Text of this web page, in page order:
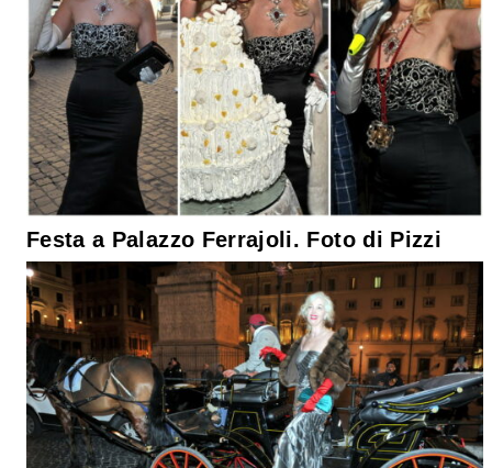
Festa a Palazzo Ferrajoli. Foto di Pizzi